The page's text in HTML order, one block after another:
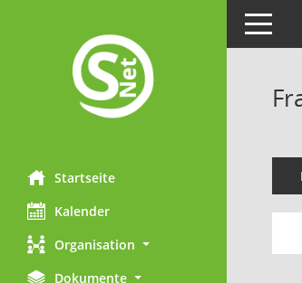
Startseite
Kalender
Organisation
Dokumente
Toggle